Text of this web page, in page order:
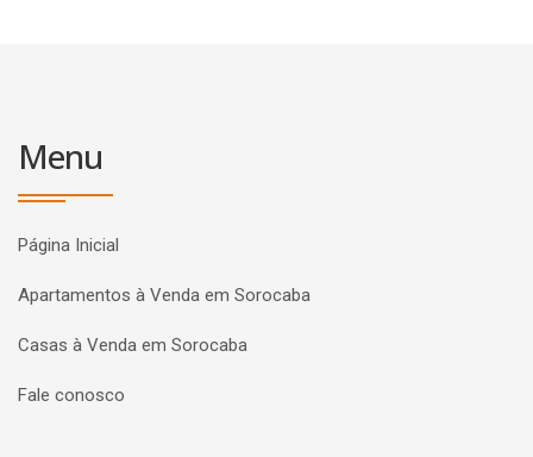
Menu
Página Inicial
Apartamentos à Venda em Sorocaba
Casas à Venda em Sorocaba
Fale conosco